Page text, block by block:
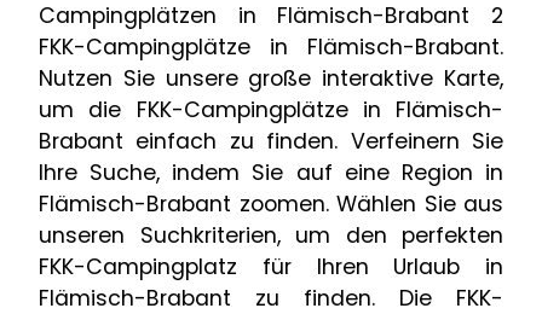
Campingplätzen in Flämisch-Brabant 2
FKK-Campingplätze in Flämisch-Brabant.
Nutzen Sie unsere große interaktive Karte,
um die FKK-Campingplätze in Flämisch-
Brabant einfach zu finden. Verfeinern Sie
Ihre Suche, indem Sie auf eine Region in
Flämisch-Brabant zoomen. Wählen Sie aus
unseren Suchkriterien, um den perfekten
FKK-Campingplatz für Ihren Urlaub in
Flämisch-Brabant zu finden. Die FKK-